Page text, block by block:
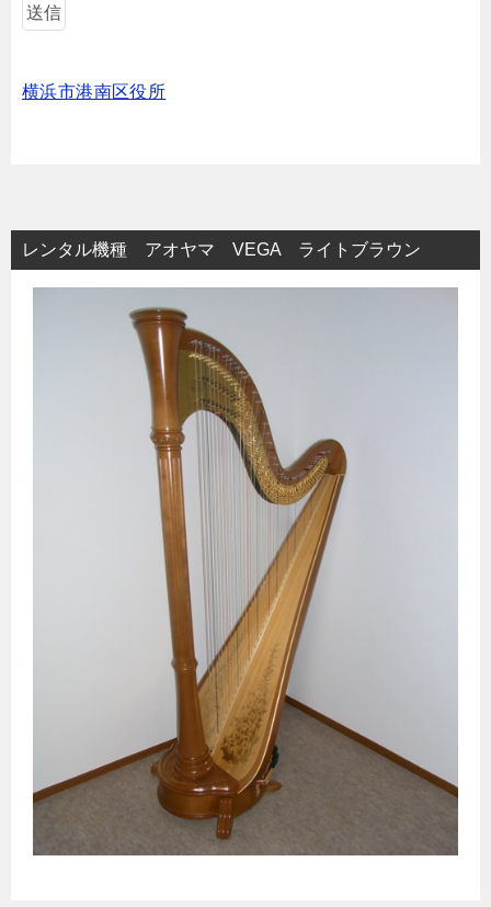
横浜市港南区役所
レンタル機種 アオヤマ VEGA ライトブラウン